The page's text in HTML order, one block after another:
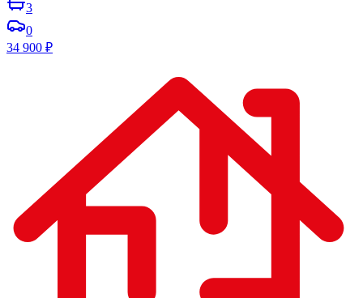
3
0
34 900 ₽